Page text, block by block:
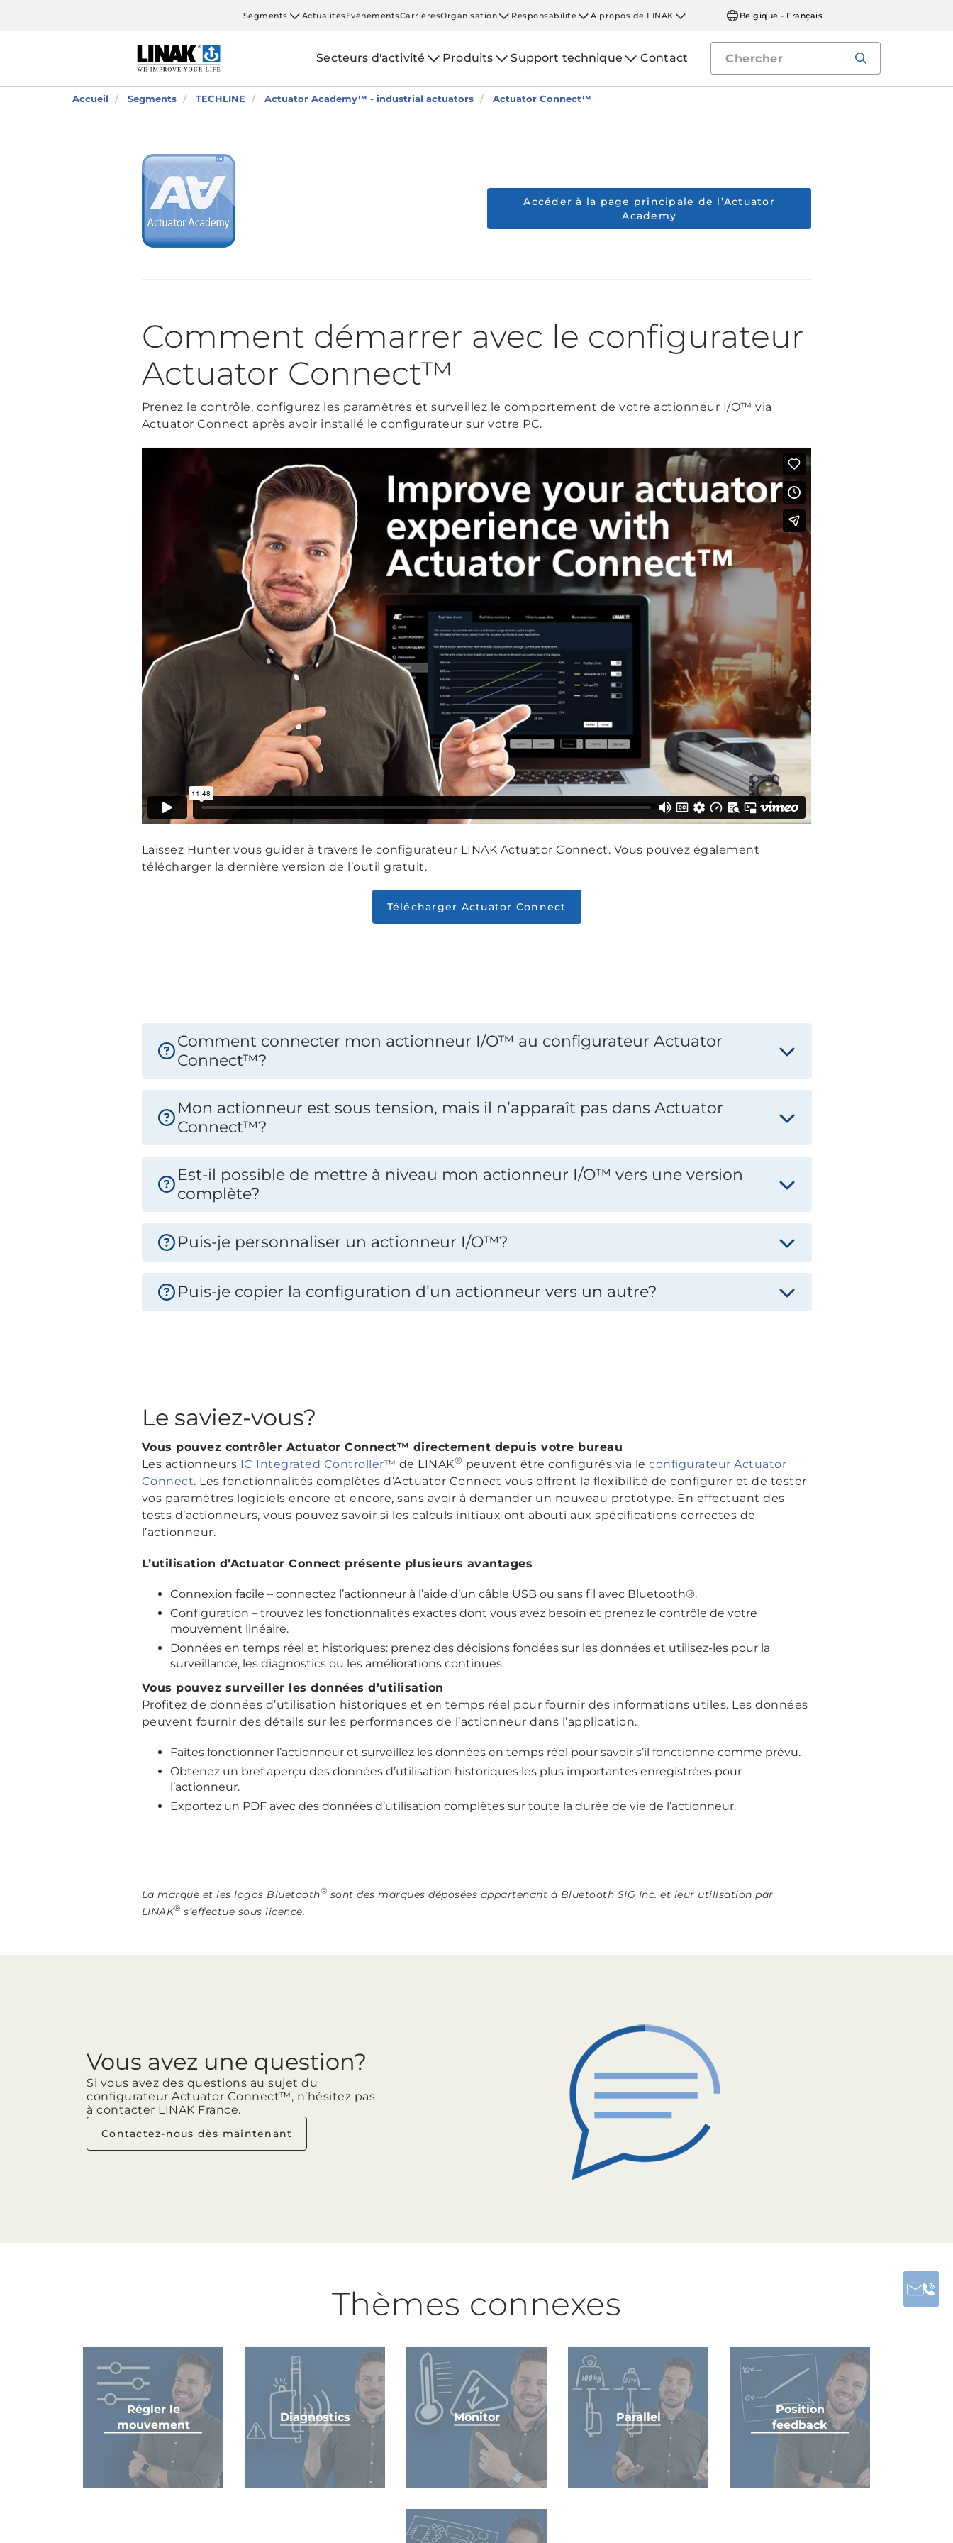
Segments ActualitésEvénementsCarrièresOrganisation Responsabilité A propos de LINAK Belgique - Français
Secteurs d'activité Produits Support technique Contact
Accueil Segments TECHLINE Actuator Academy™ - industrial actuators Actuator Connect™
Accéder à la page principale de l’Actuator
Academy
Comment démarrer avec le configurateur
Actuator Connect™
Prenez le contrôle, configurez les paramètres et surveillez le comportement de votre actionneur I/O™ via
Actuator Connect après avoir installé le configurateur sur votre PC.
Laissez Hunter vous guider à travers le configurateur LINAK Actuator Connect. Vous pouvez également
télécharger la dernière version de l’outil gratuit.
Télécharger Actuator Connect
Comment connecter mon actionneur I/O™ au configurateur Actuator
Connect™?
Mon actionneur est sous tension, mais il n’apparaît pas dans Actuator
Connect™?
Est-il possible de mettre à niveau mon actionneur I/O™ vers une version
complète?
Puis-je personnaliser un actionneur I/O™?
Puis-je copier la configuration d’un actionneur vers un autre?
Le saviez-vous?
Vous pouvez contrôler Actuator Connect™ directement depuis votre bureau
Les actionneurs IC Integrated Controller™ de LINAK® peuvent être configurés via le configurateur Actuator
Connect. Les fonctionnalités complètes d’Actuator Connect vous offrent la flexibilité de configurer et de tester
vos paramètres logiciels encore et encore, sans avoir à demander un nouveau prototype. En effectuant des
tests d’actionneurs, vous pouvez savoir si les calculs initiaux ont abouti aux spécifications correctes de
l’actionneur.
L’utilisation d’Actuator Connect présente plusieurs avantages
Connexion facile – connectez l’actionneur à l’aide d’un câble USB ou sans fil avec Bluetooth®.
Configuration – trouvez les fonctionnalités exactes dont vous avez besoin et prenez le contrôle de votre
mouvement linéaire.
Données en temps réel et historiques: prenez des décisions fondées sur les données et utilisez-les pour la
surveillance, les diagnostics ou les améliorations continues.
Vous pouvez surveiller les données d’utilisation
Profitez de données d’utilisation historiques et en temps réel pour fournir des informations utiles. Les données
peuvent fournir des détails sur les performances de l’actionneur dans l’application.
Faites fonctionner l’actionneur et surveillez les données en temps réel pour savoir s’il fonctionne comme prévu.
Obtenez un bref aperçu des données d’utilisation historiques les plus importantes enregistrées pour
l’actionneur.
Exportez un PDF avec des données d’utilisation complètes sur toute la durée de vie de l’actionneur.
La marque et les logos Bluetooth® sont des marques déposées appartenant à Bluetooth SIG Inc. et leur utilisation par
LINAK® s’effectue sous licence.
Vous avez une question?
Si vous avez des questions au sujet du
configurateur Actuator Connect™, n’hésitez pas
à contacter LINAK France.
Contactez-nous dès maintenant
Thèmes connexes
Régler le
mouvement
Diagnostics Monitor Parallel
Position
feedback